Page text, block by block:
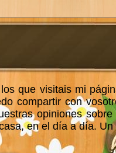
que visitais mi
compartir con
opiniones
en el día a día.